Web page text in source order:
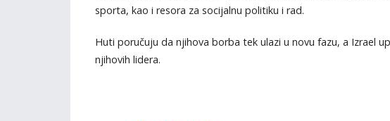
sporta, kao i resora za socijalnu politiku i rad.
Huti poručuju da njihova borba tek ulazi u novu fazu, a Izrael
njihovih lidera.